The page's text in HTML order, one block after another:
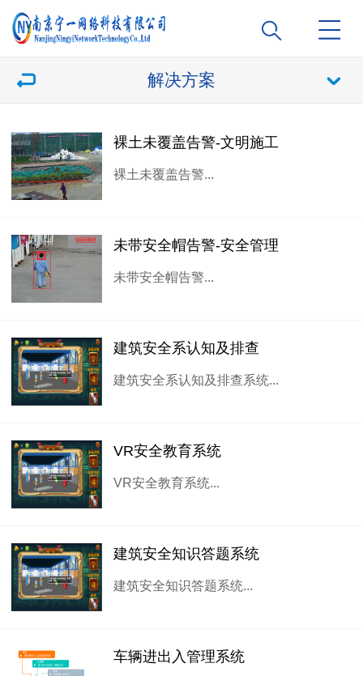
解决方案
裸土未覆盖告警-文明施工
裸土未覆盖告警...
未带安全帽告警-安全管理
未带安全帽告警...
建筑安全系认知及排查
建筑安全系认知及排查系统...
VR安全教育系统
VR安全教育系统...
建筑安全知识答题系统
建筑安全知识答题系统...
车辆进出入管理系统